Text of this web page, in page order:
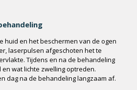
huid en het beschermen van de ogen
laserpulsen afgeschoten het te
Tijdens en na de behandeling
wat lichte zwelling optreden.
dag na de behandeling langzaam af.